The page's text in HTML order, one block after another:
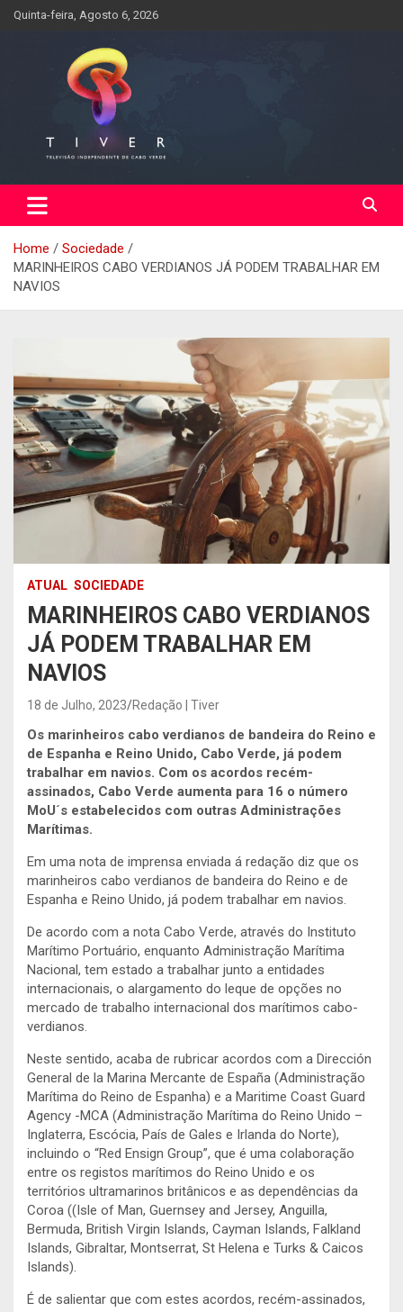
SkipQuinta-feira, Agosto 6, 2026
Home
Sociedade
MARINHEIROS CABO VERDIANOS JÁ PODEM TRABALHAR EM
NAVIOS
ATUAL SOCIEDADE
MARINHEIROS CABO VERDIANOS
JÁ PODEM TRABALHAR EM
NAVIOS
18 de Julho, 2023 Redação | Tiver
Os marinheiros cabo verdianos de bandeira do Reino e
de Espanha e Reino Unido, Cabo Verde, já podem
trabalhar em navios. Com os acordos recém-
assinados, Cabo Verde aumenta para 16 o número
MoU´s estabelecidos com outras Administrações
Marítimas.
Em uma nota de imprensa enviada á redação diz que os
marinheiros cabo verdianos de bandeira do Reino e de
Espanha e Reino Unido, já podem trabalhar em navios.
De acordo com a nota Cabo Verde, através do Instituto
Marítimo Portuário, enquanto Administração Marítima
Nacional, tem estado a trabalhar junto a entidades
internacionais, o alargamento do leque de opções no
mercado de trabalho internacional dos marítimos cabo-
verdianos.
Neste sentido, acaba de rubricar acordos com a Dirección
General de la Marina Mercante de España (Administração
Marítima do Reino de Espanha) e a Maritime Coast Guard
Agency -MCA (Administração Marítima do Reino Unido –
Inglaterra, Escócia, País de Gales e Irlanda do Norte),
incluindo o “Red Ensign Group”, que é uma colaboração
entre os registos marítimos do Reino Unido e os
territórios ultramarinos britânicos e as dependências da
Coroa ((Isle of Man, Guernsey and Jersey, Anguilla,
Bermuda, British Virgin Islands, Cayman Islands, Falkland
Islands, Gibraltar, Montserrat, St Helena e Turks & Caicos
Islands).
É de salientar que com estes acordos, recém-assinados,